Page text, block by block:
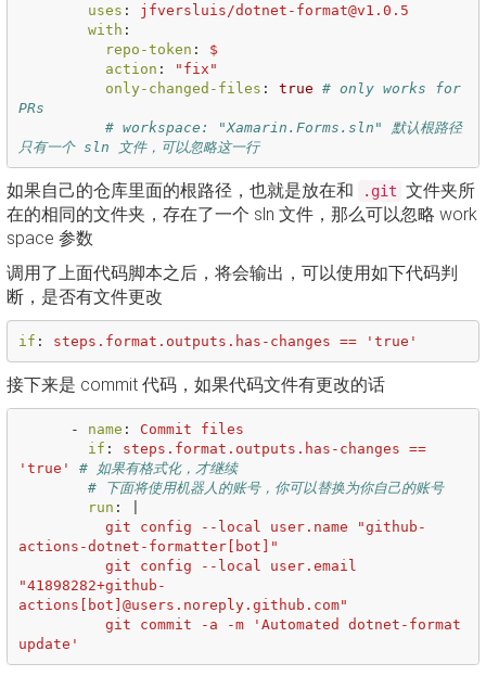
uses :
jfversluis/dotnet-format@v1.0.5
with :
repo-token :
$
action : " fix"
only-changed-files : true # only works for
PRs
# workspace: "Xamarin.Forms.sln" 默认根路径
只有一个 sln 文件，可以忽略这一行
如果自己的仓库里面的根路径，也就是放在和 .git 文件夹所
在的相同的文件夹，存在了一个 sln 文件，那么可以忽略 work
space 参数
调用了上面代码脚本之后，将会输出，可以使用如下代码判
断，是否有文件更改
if : steps.format.outputs.has-changes == 'true'
接下来是 commit 代码，如果代码文件有更改的话
- name :
Commit files
if :
steps.format.outputs.has-changes ==
'true'
# 如果有格式化，才继续
# 下面将使用机器人的账号，你可以替换为你自己的账号
run :
git config --local user.name "github-
actions-dotnet-formatter[bot]"
git config --local user.email
"41898282+github-
actions[bot]@users.noreply.github.com"
git commit -a -m 'Automated dotnet-format
update'